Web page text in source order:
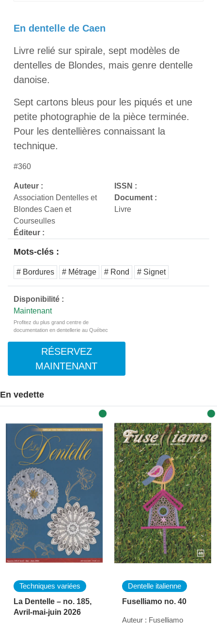
En dentelle de Caen
Livre relié sur spirale, sept modèles de
dentelles de Blondes, mais genre dentelle
danoise.
Sept cartons bleus pour les piqués et une
petite photographie de la pièce terminée.
Pour les dentellières connaissant la
technique.
#360
Auteur :
Association Dentelles et
Blondes Caen et
Courseulles
Éditeur :
ISSN :
Document :
Livre
Mots-clés :
# Bordures # Métrage # Rond # Signet
Disponibilité :
Maintenant
Profitez du plus grand centre de
documentation en dentellerie au Québec
RÉSERVEZ
MAINTENANT
En vedette
Techniques variées
La Dentelle – no. 185,
Avril-mai-juin 2026
Dentelle italienne
Fuselliamo no. 40
Auteur : Fuselliamo